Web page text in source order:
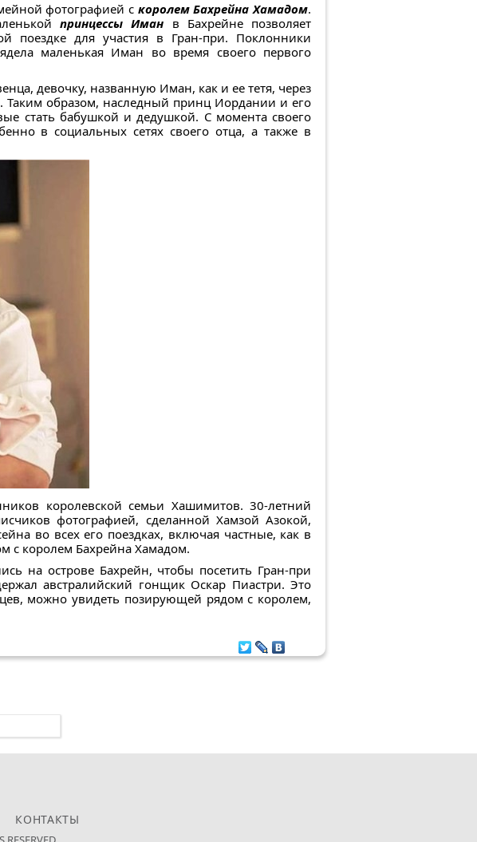
фотографией с королем Бахрейна Хамадом.
принцессы Иман в Бахрейне позволяет
поездке для участия в Гран-при. Поклонники
маленькая Иман во время своего первого
девочку, названную Иман, как и ее тетя, через
Таким образом, наследный принц Иордании и его
стать бабушкой и дедушкой. С момента своего
в социальных сетях своего отца, а также в
королевской семьи Хашимитов. 30-летний
фотографией, сделанной Хамзой Азокой,
во всех его поездках, включая частные, как в
с королем Бахрейна Хамадом.
на острове Бахрейн, чтобы посетить Гран-при
австралийский гонщик Оскар Пиастри. Это
можно увидеть позирующей рядом с королем,
КОНТАКТЫ